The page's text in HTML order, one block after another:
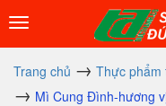
Trang chủ
Thực phẩm
Mì Cung Đình-hương